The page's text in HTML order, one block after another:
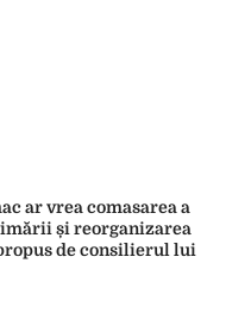
ar vrea comasarea a
și reorganizarea
de consilierul lui